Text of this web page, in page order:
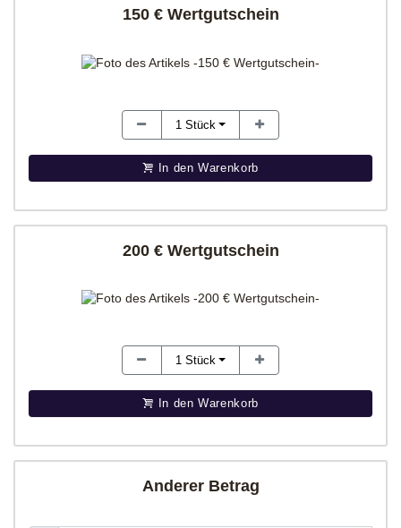
150 € Wertgutschein
1 Stück
In den Warenkorb
200 € Wertgutschein
1 Stück
In den Warenkorb
Anderer Betrag